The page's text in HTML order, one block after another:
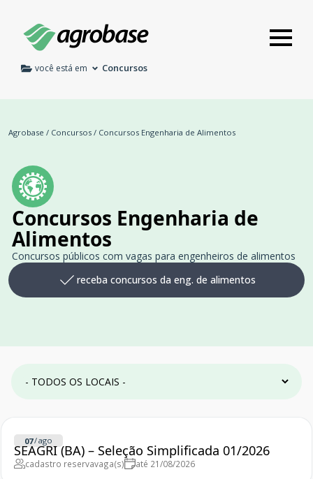
você está em Concursos
Agrobase / Concursos / Concursos Engenharia de Alimentos
Concursos Engenharia de
Alimentos
Concursos públicos com vagas para engenheiros de alimentos
receba concursos da eng. de alimentos
07/ago
SEAGRI (BA) – Seleção Simplificada 01/2026
cadastro reservavaga(s) até 21/08/2026